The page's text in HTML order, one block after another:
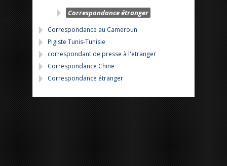
Correspondance étranger
Correspondance au Cameroun
Pigiste Tunis-Tunisie
correspondant de presse à l'etranger
Correspondance Chine
Correspondance étranger